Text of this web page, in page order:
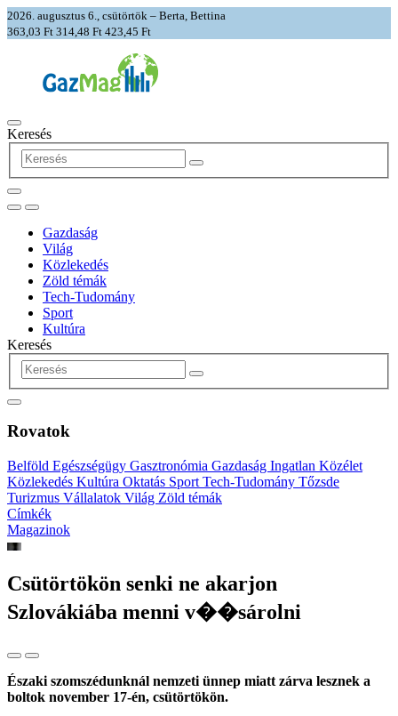
2026. augusztus 6., csütörtök – Berta, Bettina
363,03 Ft 314,48 Ft 423,45 Ft
Keresés
Gazdaság
Világ
Közlekedés
Zöld témák
Tech-Tudomány
Sport
Kultúra
Keresés
Rovatok
Belföld Egészségügy Gasztronómia Gazdaság Ingatlan Közélet
Közlekedés Kultúra Oktatás Sport Tech-Tudomány Tőzsde
Turizmus Vállalatok Világ Zöld témák
Címkék
Magazinok
Csütörtökön senki ne akarjon
Szlovákiába menni v��sárolni
Északi szomszédunknál nemzeti ünnep miatt zárva lesznek a
boltok november 17-én, csütörtökön.